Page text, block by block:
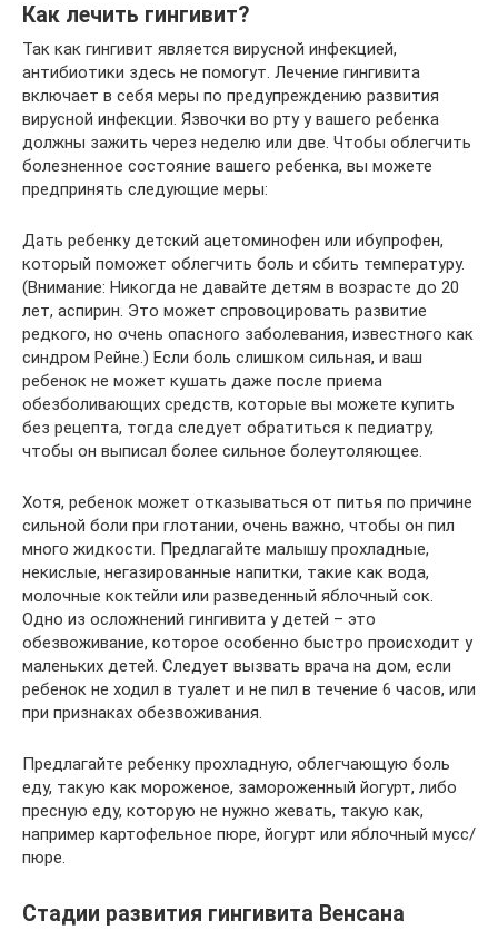
Как лечить гингивит?
Так как гингивит является вирусной инфекцией,
антибиотики здесь не помогут. Лечение гингивита
включает в себя меры по предупреждению развития
вирусной инфекции. Язвочки во рту у вашего ребенка
должны зажить через неделю или две. Чтобы облегчить
болезненное состояние вашего ребенка, вы можете
предпринять следующие меры:
Дать ребенку детский ацетоминофен или ибупрофен,
который поможет облегчить боль и сбить температуру.
(Внимание: Никогда не давайте детям в возрасте до 20
лет, аспирин. Это может спровоцировать развитие
редкого, но очень опасного заболевания, известного как
синдром Рейне.) Если боль слишком сильная, и ваш
ребенок не может кушать даже после приема
обезболивающих средств, которые вы можете купить
без рецепта, тогда следует обратиться к педиатру,
чтобы он выписал более сильное болеутоляющее.
Хотя, ребенок может отказываться от питья по причине
сильной боли при глотании, очень важно, чтобы он пил
много жидкости. Предлагайте малышу прохладные,
некислые, негазированные напитки, такие как вода,
молочные коктейли или разведенный яблочный сок.
Одно из осложнений гингивита у детей – это
обезвоживание, которое особенно быстро происходит у
маленьких детей. Следует вызвать врача на дом, если
ребенок не ходил в туалет и не пил в течение 6 часов, или
при признаках обезвоживания.
Предлагайте ребенку прохладную, облегчающую боль
еду, такую как мороженое, замороженный йогурт, либо
пресную еду, которую не нужно жевать, такую как,
например картофельное пюре, йогурт или яблочный мусс/
пюре.
Стадии развития гингивита Венсана